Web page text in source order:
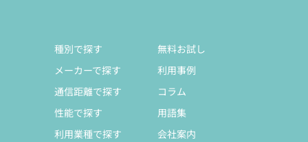
種別で探す
メーカーで探す
通信距離で探す
性能で探す
利用業種で探す
無料お試し
利用事例
コラム
用語集
会社案内